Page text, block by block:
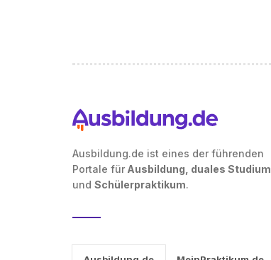
Ausbildung.de ist eines der führenden
Portale für Ausbildung, duales Studium
und Schülerpraktikum.